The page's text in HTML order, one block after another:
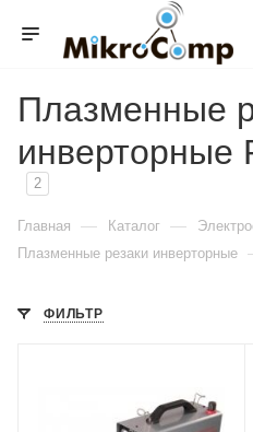
Плазменные
2
Главная — Каталог —
Плазменные резаки инверторные
ФИЛЬТР